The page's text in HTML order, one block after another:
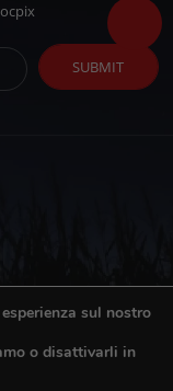
SUBMIT
tecnico)
Co., Ltd.
sul nostro
o disattivarli in